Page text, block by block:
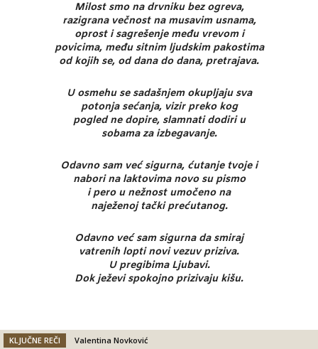
Milost smo na drvniku bez ogreva,
razigrana večnost na musavim usnama,
oprost i sagrešenje među vrevom i
povicima, među sitnim ljudskim pakostima
od kojih se, od dana do dana, pretrajava.
U osmehu se sadašnjem okupljaju sva
potonja sećanja, vizir preko kog
pogled ne dopire, slamnati dodiri u
sobama za izbegavanje.
Odavno sam već sigurna, ćutanje tvoje i
nabori na laktovima novo su pismo
i pero u nežnost umočeno na
naježenoj tački prećutanog.
Odavno već sam sigurna da smiraj
vatrenih lopti novi vezuv priziva.
U pregibima Ljubavi.
Dok ježevi spokojno prizivaju kišu.
KLJUČNE REČI Valentina Novković